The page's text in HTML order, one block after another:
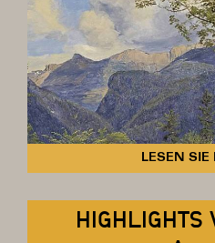
LESEN SIE